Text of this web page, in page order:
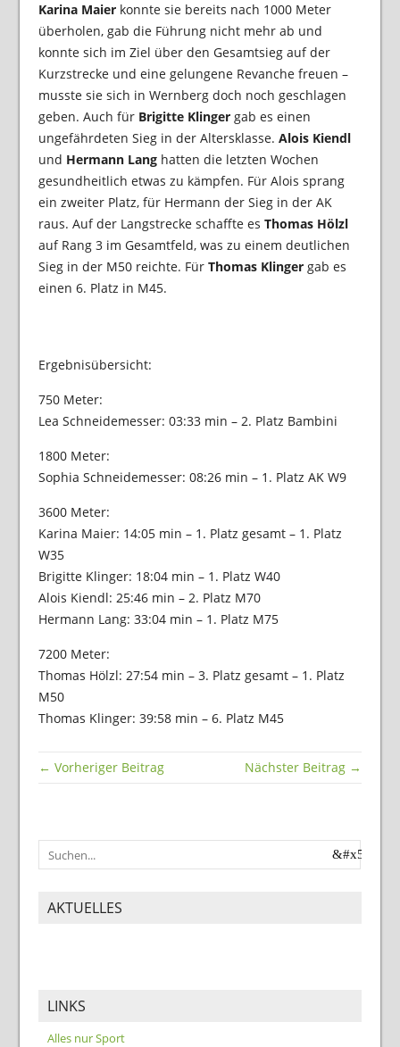
Karina Maierkonnte sie bereits nach 1000 Meter
überholen, gab die Führung nicht mehr ab und
konnte sich im Ziel über den Gesamtsieg auf der
Kurzstrecke und eine gelungene Revanche freuen –
musste sie sich in Wernberg doch noch geschlagen
geben. Auch für Brigitte Klingergab es einen
ungefährdeten Sieg in der Altersklasse. Alois Kiendl
und Hermann Langhatten die letzten Wochen
gesundheitlich etwas zu kämpfen. Für Alois sprang
ein zweiter Platz, für Hermann der Sieg in der AK
raus. Auf der Langstrecke schaffte es Thomas Hölzl
auf Rang 3 im Gesamtfeld, was zu einem deutlichen
Sieg in der M50 reichte. Für Thomas Klingergab es
einen 6. Platz in M45.
Ergebnisübersicht:
750 Meter:
Lea Schneidemesser: 03:33 min – 2. Platz Bambini
1800 Meter:
Sophia Schneidemesser: 08:26 min – 1. Platz AK W9
3600 Meter:
Karina Maier: 14:05 min – 1. Platz gesamt – 1. Platz
W35
Brigitte Klinger: 18:04 min – 1. Platz W40
Alois Kiendl: 25:46 min – 2. Platz M70
Hermann Lang: 33:04 min – 1. Platz M75
7200 Meter:
Thomas Hölzl: 27:54 min – 3. Platz gesamt – 1. Platz
M50
Thomas Klinger: 39:58 min – 6. Platz M45
← Vorheriger Beitrag Nächster Beitrag →
AKTUELLES
LINKS
Alles nur Sport